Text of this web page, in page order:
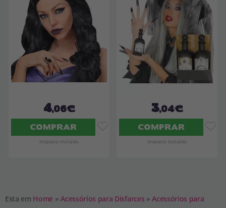
4,06€
COMPRAR
Imposto Incluído
3,04€
COMPRAR
Imposto Incluído
Esta em Home » Acessórios para Disfarces » Acessórios para